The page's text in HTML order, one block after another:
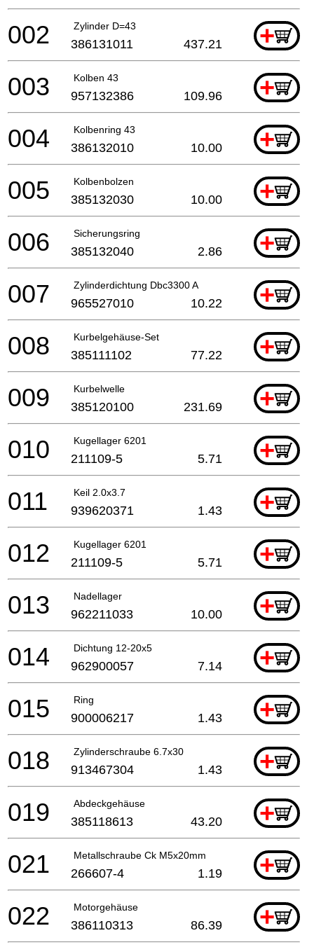
Zylinder D=43 +
002 386131011 437.21
Kolben 43 +
003 957132386 109.96
Kolbenring 43 +
004 386132010 10.00
Kolbenbolzen +
005 385132030 10.00
Sicherungsring +
006 385132040 2.86
Zylinderdichtung Dbc3300 A +
007 965527010 10.22
Kurbelgehäuse-Set +
008 385111102 77.22
Kurbelwelle +
009 385120100 231.69
Kugellager 6201 +
010 211109-5 5.71
Keil 2.0x3.7 +
011 939620371 1.43
Kugellager 6201 +
012 211109-5 5.71
Nadellager +
013 962211033 10.00
Dichtung 12-20x5 +
014 962900057 7.14
Ring +
015 900006217 1.43
Zylinderschraube 6.7x30 +
018 913467304 1.43
Abdeckgehäuse +
019 385118613 43.20
Metallschraube Ck M5x20mm +
021 266607-4 1.19
Motorgehäuse +
022 386110313 86.39